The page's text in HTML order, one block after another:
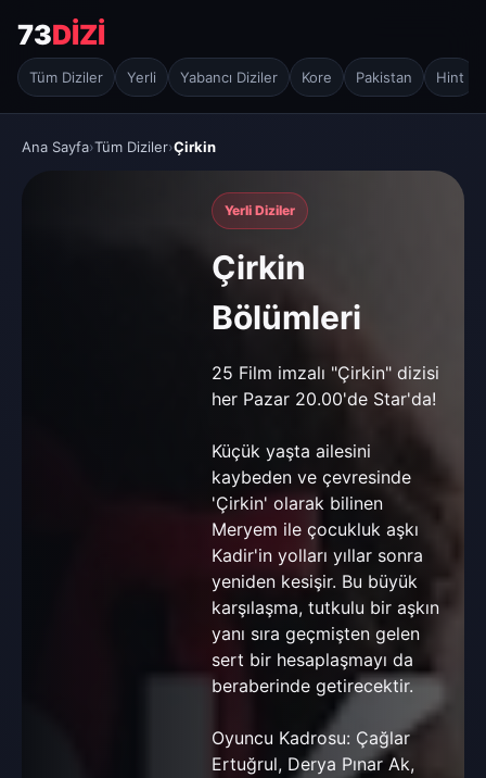
73DİZİ
Tüm Diziler Yerli Yabancı Diziler Kore Pakistan Hint
Ana Sayfa›Tüm Diziler›Çirkin
Yerli Diziler
Çirkin
Bölümleri
25 Film imzalı "Çirkin" dizisi
her Pazar 20.00'de Star'da!
Küçük yaşta ailesini
kaybeden ve çevresinde
'Çirkin' olarak bilinen
Meryem ile çocukluk aşkı
Kadir'in yolları yıllar sonra
yeniden kesişir. Bu büyük
karşılaşma, tutkulu bir aşkın
yanı sıra geçmişten gelen
sert bir hesaplaşmayı da
beraberinde getirecektir.
Oyuncu Kadrosu: Çağlar
Ertuğrul, Derya Pınar Ak,